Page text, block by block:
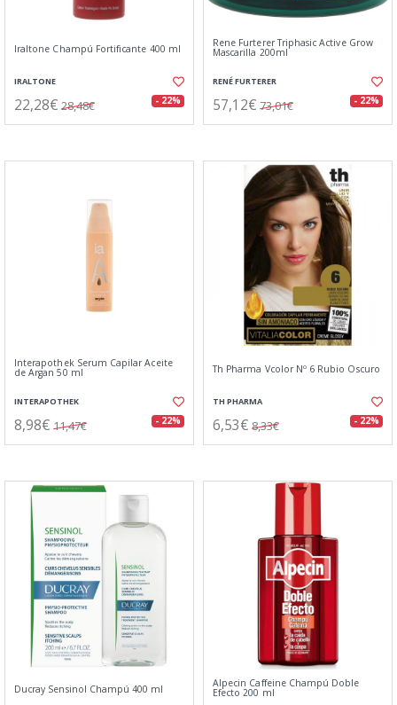
Iraltone Champú Fortificante 400 ml
IRALTONE
22,28€ 28,48€ - 22%
Rene Furterer Triphasic Active Grow
Mascarilla 200ml
RENÉ FURTERER
57,12€ 73,01€ - 22%
Interapothek Serum Capilar Aceite
de Argan 50 ml
INTERAPOTHEK
8,98€ 11,47€ - 22%
Th Pharma Vcolor Nº 6 Rubio Oscuro
TH PHARMA
6,53€ 8,33€ - 22%
Ducray Sensinol Champú 400 ml Alpecin Caffeine Champú Doble
Efecto 200 ml